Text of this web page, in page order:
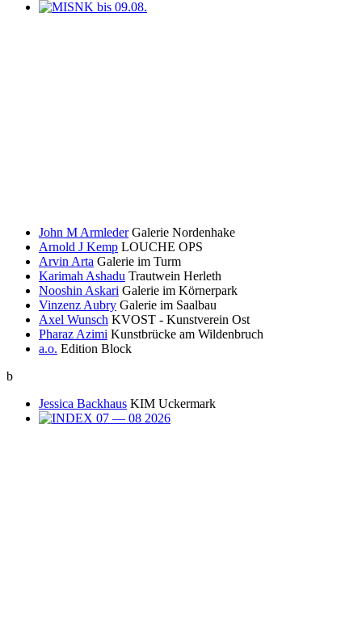
John M Armleder Galerie Nordenhake
Arnold J Kemp LOUCHE OPS
Arvin Arta Galerie im Turm
Karimah Ashadu Trautwein Herleth
Nooshin Askari Galerie im Körnerpark
Vinzenz Aubry Galerie im Saalbau
Axel Wunsch KVOST - Kunstverein Ost
Pharaz Azimi Kunstbrücke am Wildenbruch
a.o. Edition Block
b
Jessica Backhaus KIM Uckermark